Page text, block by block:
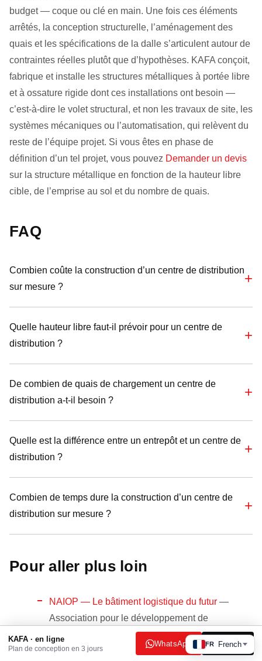
budget — coque ou clé en main. Une fois ces éléments
arrêtés, la conception structurelle, l’aménagement des
quais et les spécifications de la dalle s’articulent autour de
contraintes réelles plutôt que d’hypothèses. KAFA conçoit,
fabrique et installe les structures métalliques à portée libre
et à ossature rigide dont ces installations ont besoin —
c’est-à-dire le volet structural, et non les travaux de site, les
systèmes mécaniques ou l’automatisation, qui relèvent du
reste de l’équipe projet. Si vous êtes en phase de
définition d’un tel projet, vous pouvez Demander un devis
sur la structure métallique en fonction de la hauteur libre
cible, de l’emprise au sol et du nombre de quais.
FAQ
Combien coûte la construction d’un centre de distribution
sur mesure ?
Quelle hauteur libre faut-il prévoir pour un centre de
distribution ?
De combien de quais de chargement un centre de
distribution a-t-il besoin ?
Quelle est la différence entre un entrepôt et un centre de
distribution ?
Combien de temps dure la construction d’un centre de
distribution sur mesure ?
Pour aller plus loin
NAIOP — Le bâtiment logistique du futur —
Association pour le développement de
l’immobilier commercial. Un aperçu de la
manière dont les hauteurs libres des centres de
KAFA · en ligne
Plan de conception en 3 jours
WhatsApp E-mail
FR French